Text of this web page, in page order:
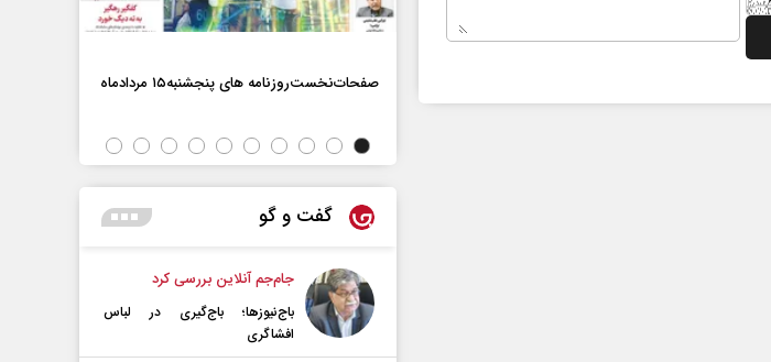
صفحات نخست روزنامه ها‌ی شنبه ۳ مردادماه
صفحات‌نخست‌روزنامه ها‌ی پنجشنبه‌۱۵ مردادماه
گفت و گو
جام‌جم آنلاین بررسی کرد
باج‌نیوزها؛ باج‌گیری در لباس
افشاگری